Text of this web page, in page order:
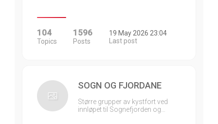
104
Topics
1596
Posts
19 May 2026 23:04
Last post
SOGN OG FJORDANE
Større grupper av kystfort ved
innløpet til Sognefjorden og…